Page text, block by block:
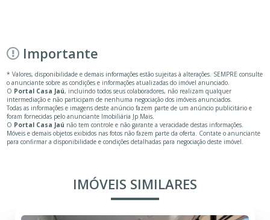
Importante
* Valores, disponibilidade e demais informações estão sujeitas à alterações. SEMPRE consulte
o anunciante sobre as condições e informações atualizadas do imóvel anunciado.
O Portal Casa Jaú, incluindo todos seus colaboradores, não realizam qualquer
intermediação e não participam de nenhuma negociação dos imóveis anunciados.
Todas as informações e imagens deste anúncio fazem parte de um anúncio publicitário e
foram fornecidas pelo anunciante Imobiliária Jp Mais.
O Portal Casa Jaú não tem controle e não garante a veracidade destas informações.
Móveis e demais objetos exibidos nas fotos não fazem parte da oferta. Contate o anunciante
para confirmar a disponibilidade e condições detalhadas para negociação deste imóvel.
IMÓVEIS SIMILARES